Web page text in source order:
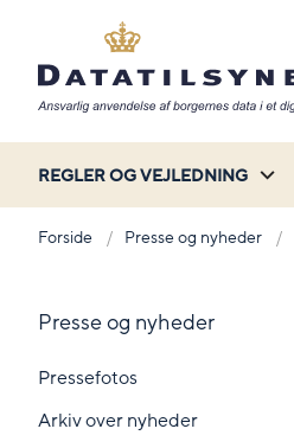
REGLER OG VEJLEDNING
Forside Presse og nyheder
Presse og nyheder
Pressefotos
Arkiv over nyheder